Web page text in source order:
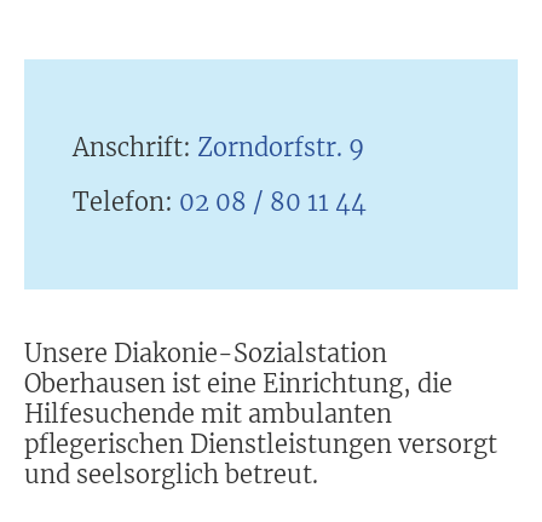
Unsere Diakonie-Sozialstation
Oberhausen ist eine Einrichtung, die
Hilfesuchende mit ambulanten
pflegerischen Dienstleistungen versorgt
und seelsorglich betreut.
Anschrift: Zorndorfstr. 9
Telefon: 02 08 / 80 11 44